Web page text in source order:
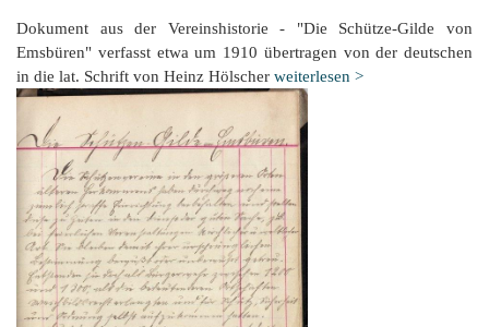
Dokument aus der Vereinshistorie - "Die Schütze-Gilde von
Emsbüren" verfasst etwa um 1910 übertragen von der deutschen
in die lat. Schrift von Heinz Hölscher weiterlesen >